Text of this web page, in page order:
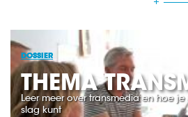
DOSSIER
THEMA
Leer meer over transmedia en hoe
slag kunt